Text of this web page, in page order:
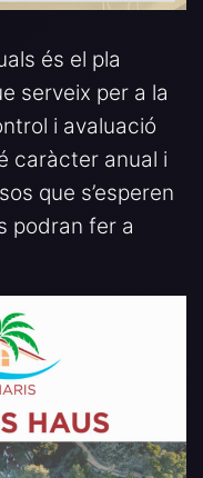
és el pla
serveix per a la
i avaluació
caràcter anual i
que s’esperen
podran fer a